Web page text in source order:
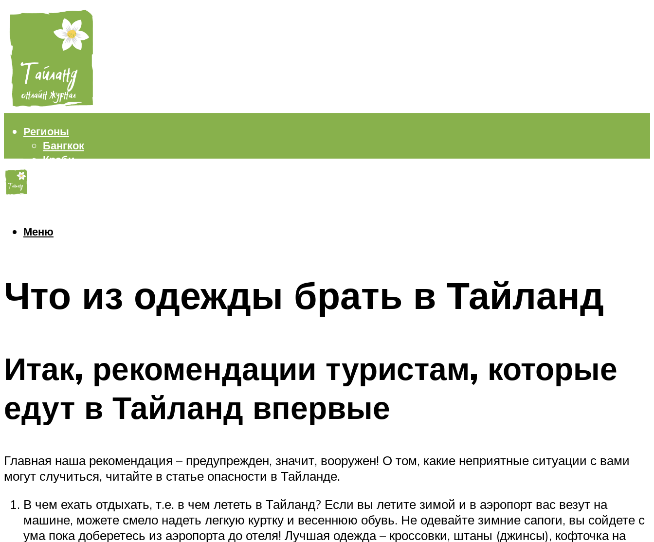
Регионы
Бангкок
Краби
Еда
Меню
Меню
Что из одежды брать в Тайланд
Итак, рекомендации туристам, которые
едут в Тайланд впервые
Главная наша рекомендация – предупрежден, значит, вооружен! О том, какие неприятные ситуации с вами
могут случиться, читайте в статье опасности в Тайланде.
В чем ехать отдыхать, т.е. в чем лететь в Тайланд? Если вы летите зимой и в аэропорт вас везут на
машине, можете смело надеть легкую куртку и весеннюю обувь. Не одевайте зимние сапоги, вы сойдете с
ума пока доберетесь из аэропорта до отеля! Лучшая одежда – кроссовки, штаны (джинсы), кофточка на